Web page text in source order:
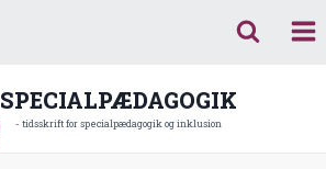
SPECIALPÆDAGOGIK
- tidsskrift for specialpædagogik og inklusion